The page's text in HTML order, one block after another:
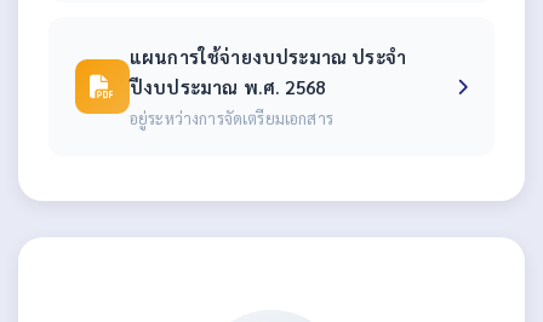
แผนการใช้จ่ายงบประมาณ ประจำ
ปีงบประมาณ พ.ศ. 2568
อยู่ระหว่างการจัดเตรียมเอกสาร